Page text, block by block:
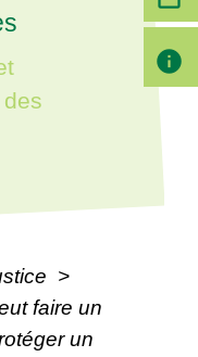
>
faire un
un
info